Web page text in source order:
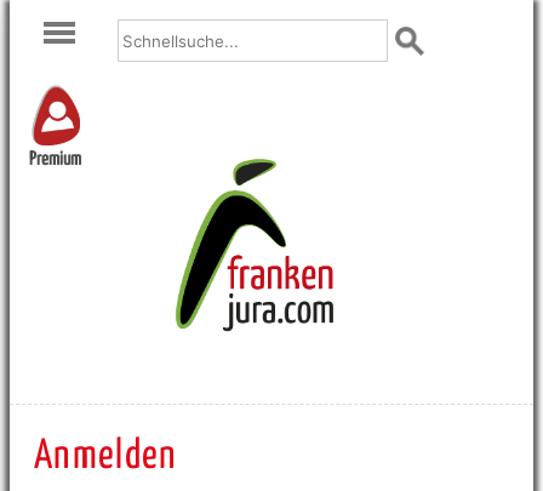
Premium
Anmelden